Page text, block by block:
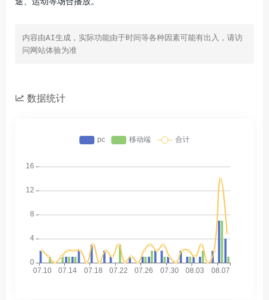
内容由AI生成，实际功能由于时间等各种因素可能有出入，请访
问网站体验为准
数据统计